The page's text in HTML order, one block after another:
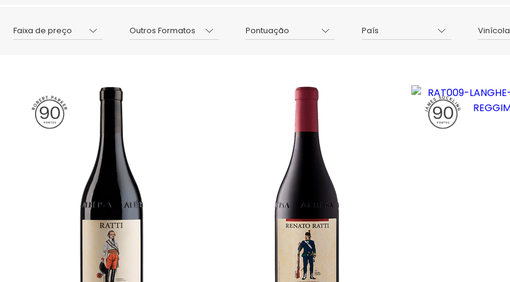
Faixa de preço Outros Formatos Pontuação País Vinícola